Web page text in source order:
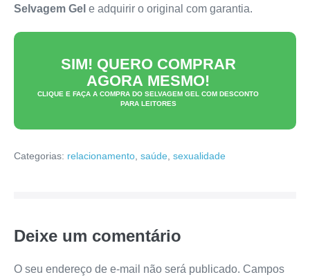
Selvagem Gel e adquirir o original com garantia.
SIM! QUERO COMPRAR
AGORA MESMO!
CLIQUE E FAÇA A COMPRA DO SELVAGEM GEL COM DESCONTO
PARA LEITORES
Categorias: relacionamento saúde sexualidade
Deixe um comentário
O seu endereço de e-mail não será publicado. Campos